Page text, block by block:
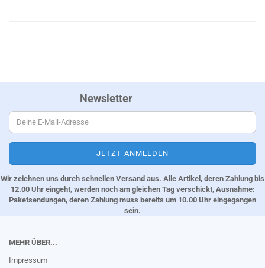
Newsletter
Wir zeichnen uns durch schnellen Versand aus. Alle Artikel, deren Zahlung bis
12.00 Uhr eingeht, werden noch am gleichen Tag verschickt, Ausnahme:
Paketsendungen, deren Zahlung muss bereits um 10.00 Uhr eingegangen
sein.
MEHR ÜBER...
Impressum